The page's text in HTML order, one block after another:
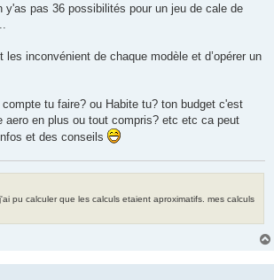
y'as pas 36 possibilités pour un jeu de cale de
inconvénient de chaque modèle et d’opérer un
tu faire? ou Habite tu? ton budget c'est
aero en plus ou tout compris? etc etc ca peut
et des conseils
pu calculer que les calculs etaient aproximatifs. mes calculs